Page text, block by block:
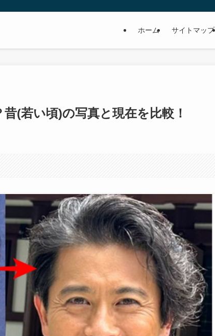
ホーム サイトマップ
昔(若い頃)の写真と現在を比較！